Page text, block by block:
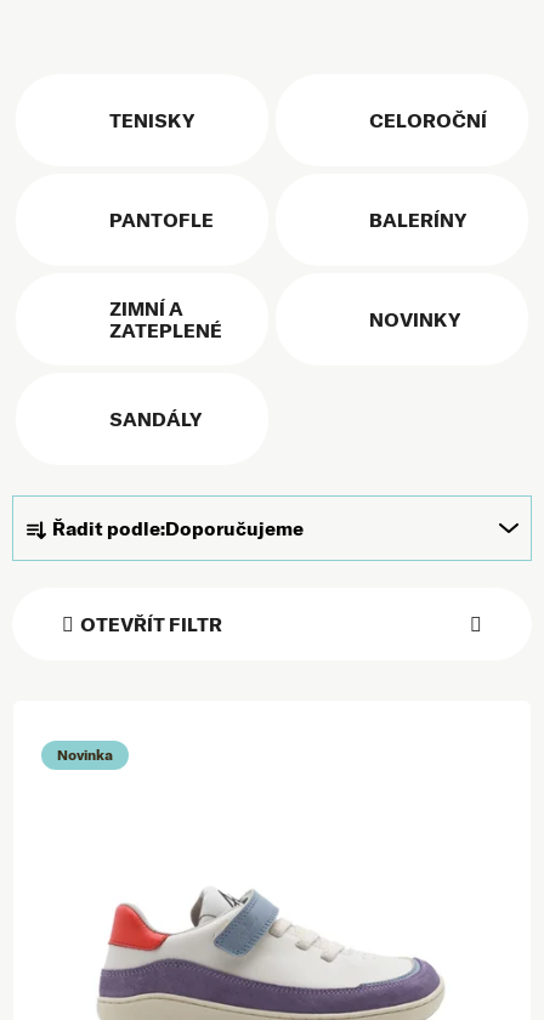
TENISKY CELOROČNÍ
PANTOFLE BALERÍNY
ZIMNÍ A
ZATEPLENÉ
NOVINKY
SANDÁLY
Řazení produktů
Řadit podle:Doporučujeme
OTEVŘÍT FILTR
Novinka